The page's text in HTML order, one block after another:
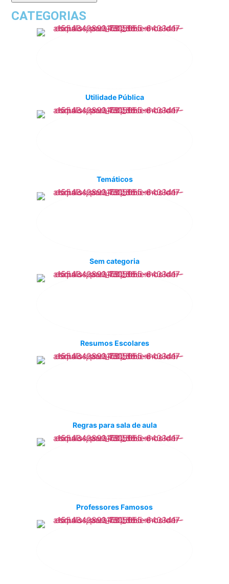
CATEGORIAS
Utilidade Pública
Temáticos
Sem categoria
Resumos Escolares
Regras para sala de aula
Professores Famosos